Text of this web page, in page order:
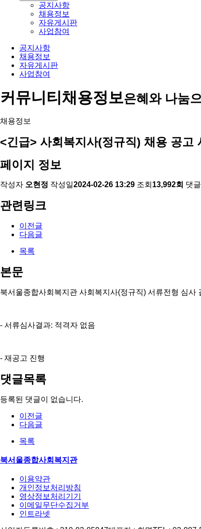
공지사항
채용정보
자유게시판
사업참여
공지사항
채용정보
자유게시판
사업참여
커뮤니티채용정보은혜와 나눔
채용정보
<긴급> 사회복지사(정규직) 채용 공고
페이지 정보
작성자 오현정 작성일2024-02-26 13:29 조회 13,992회 댓글
관련링크
이전글
다음글
목록
본문
북서울종합사회복지관 사회복지사(정규직) 서류전형 심사
- 서류심사결과: 적격자 없음
- 재공고 진행
댓글목록
등록된 댓글이 없습니다.
이전글
다음글
목록
북서울종합사회복지관
이용약관
개인정보처리방침
영상정보처리기기
이메일무단수집거부
인트라넷